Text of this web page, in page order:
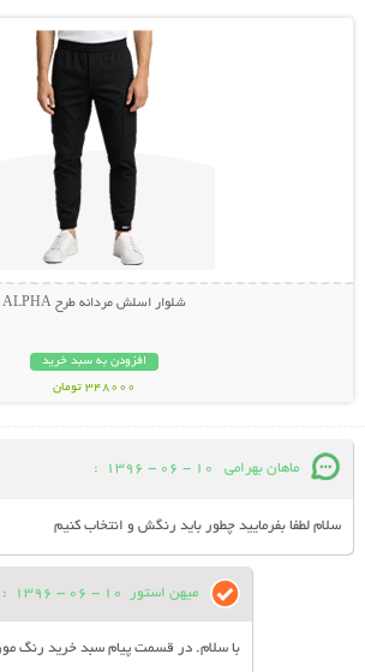
شلوار اسلش مردانه طرح ALPHA
افزودن به سبد خرید
348000 تومان
ماهان بهرامی 10 - 06 - 1396
:
سلام لطفا بفرمایید چطور باید رنگش و انتخاب کنیم
میهن استور 10 - 06 - 1396
:
با سلام. در قسمت پیام سبد خرید رنگ